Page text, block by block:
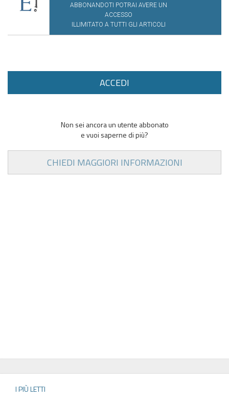
ABBONANDOTI POTRAI AVERE UN
ACCESSO
ILLIMITATO A TUTTI GLI ARTICOLI
ACCEDI
Non sei ancora un utente abbonato
e vuoi saperne di più?
CHIEDI MAGGIORI INFORMAZIONI
I PIÙ LETTI